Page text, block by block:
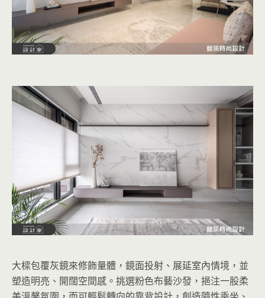
大樑包覆灰鏡來修飾量體，鏡面投射、展延室內情境，並
塑造明亮、開闊空間感。挑選粉色布藝沙發，挹注一股柔